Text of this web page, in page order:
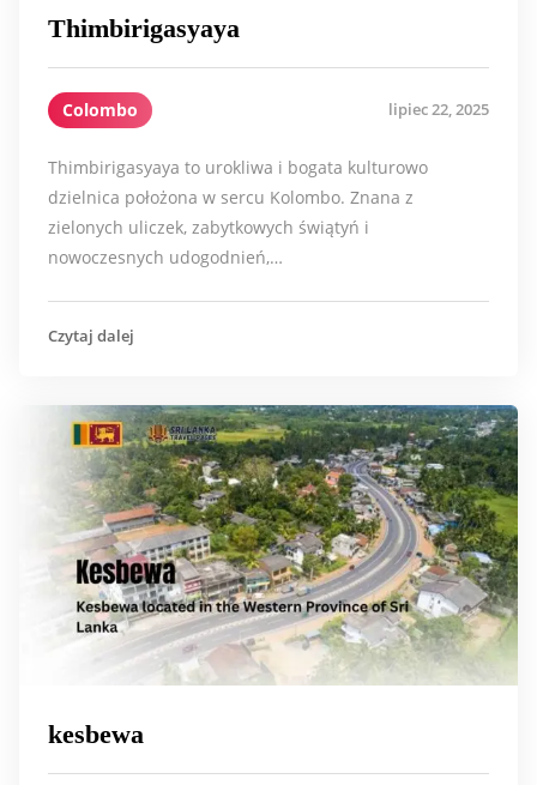
Thimbirigasyaya
Colombo lipiec 22, 2025
Thimbirigasyaya to urokliwa i bogata kulturowo
dzielnica położona w sercu Kolombo. Znana z
zielonych uliczek, zabytkowych świątyń i
nowoczesnych udogodnień,…
Czytaj dalej
kesbewa